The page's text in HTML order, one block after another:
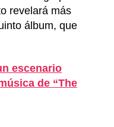
revelará más
álbum, que
escenario
de “The